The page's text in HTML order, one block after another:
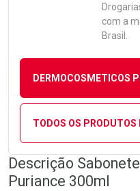
com a
Brasil.
DERMOCOSMETICOS
TODOS OS PRODUTOS
Descrição
Puriance 300ml